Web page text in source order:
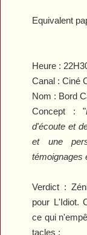
Equivalent
Heure :
Canal :Ciné
Nom : Bord
Concept : "
d'écoute et
et une
témoignages
Verdict :
pour L'Idiot.
ce qui
tacles :